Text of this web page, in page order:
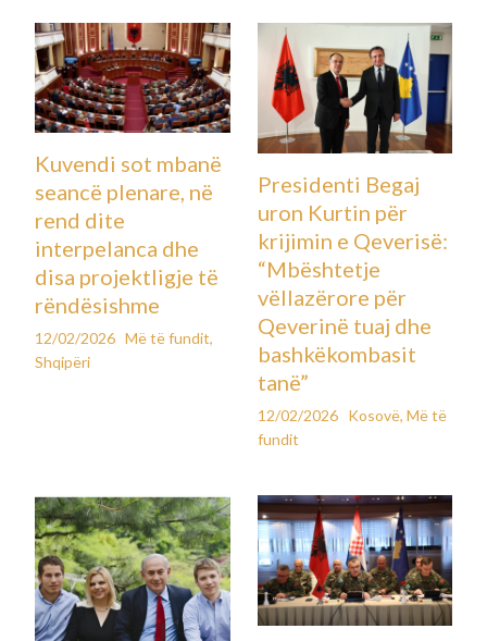
Kuvendi sot mbanë
seancë plenare, në
rend dite
interpelanca dhe
disa projektligje të
rëndësishme
12/02/2026 Më të fundit,
Shqipëri
Presidenti Begaj
uron Kurtin për
krijimin e Qeverisë:
“Mbështetje
vëllazërore për
Qeverinë tuaj dhe
bashkëkombasit
tanë”
12/02/2026 Kosovë, Më të
fundit